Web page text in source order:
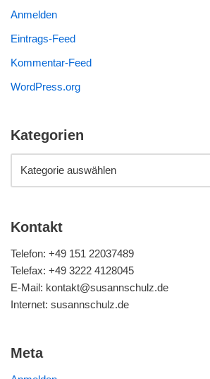
Anmelden
Eintrags-Feed
Kommentar-Feed
WordPress.org
Kategorien
Kontakt
Telefon: +49 151 22037489
Telefax: +49 3222 4128045
E-Mail: kontakt@susannschulz.de
Internet: susannschulz.de
Meta